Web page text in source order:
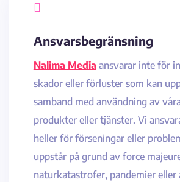

Ansvarsbegränsning
Nalima Media ansvarar inte för
skador eller förluster som kan
samband med användning av
produkter eller tjänster. Vi
heller för förseningar eller
uppstår på grund av force
naturkatastrofer, pandemier eller